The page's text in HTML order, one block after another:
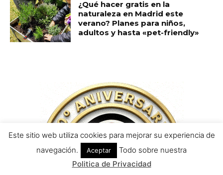
Este sitio web utiliza cookies para mejorar su experiencia de
navegación.
Aceptar
Todo sobre nuestra
Politica de Privacidad